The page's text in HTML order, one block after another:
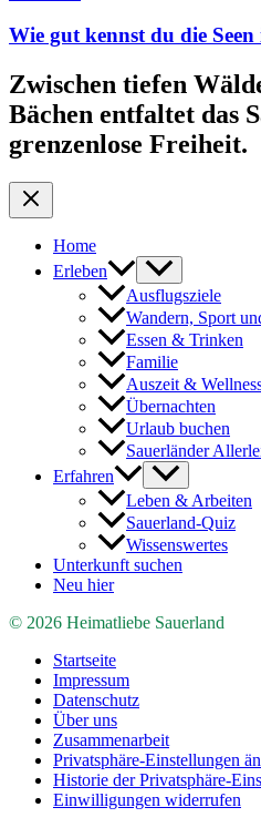
Wie gut kennst du die
Zwischen tiefen
Bächen entfaltet das
grenzenlose Freiheit.
Home
Erleben
Ausflugsziele
Wandern, Sport
Essen & Trinken
Familie
Auszeit &
Übernachten
Urlaub buchen
Sauerländer
Erfahren
Leben & Arbeiten
Sauerland-Quiz
Wissenswertes
Unterkunft suchen
Neu hier
© 2026 Heimatliebe Sauerland
Startseite
Impressum
Datenschutz
Über uns
Zusammenarbeit
Privatsphäre-Einstellungen
Historie der Privatsphäre-
Einwilligungen widerrufen